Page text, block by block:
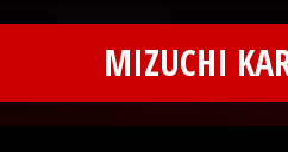
MIZUCHI